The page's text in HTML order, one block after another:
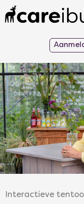
naar
Interactieve